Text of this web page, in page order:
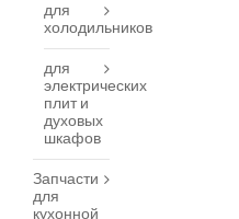
для
холодильников
для
электрических
плит и
духовых
шкафов
Запчасти
для
кухонной